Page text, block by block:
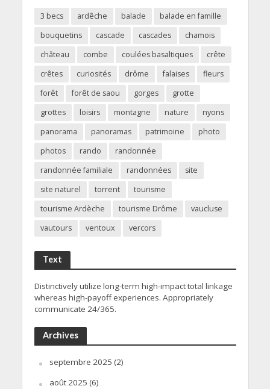
3 becs ardêche balade
balade en famille
bouquetins
cascade cascades
chamois
château
combe coulées basaltiques
crête
crêtes
curiosités drôme falaises
fleurs
forêt
forêt de saou gorges
grotte
grottes
loisirs montagne nature
nyons
panorama
panoramas patrimoine
photo
photos
rando
randonnée
randonnée familiale
randonnées
site
site naturel
torrent
tourisme
tourisme Ardèche
tourisme Drôme
vaucluse
vautours
ventoux vercors
Text
Distinctively utilize long-term high-impact total linkage
whereas high-payoff experiences. Appropriately
communicate 24/365.
Archives
septembre 2025 (2)
août 2025 (6)